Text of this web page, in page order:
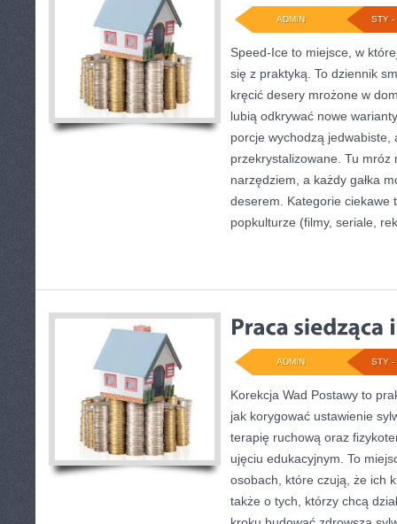
STY -
ADMIN
Speed-Ice to miejsce, w
się z praktyką. To dziennik
kręcić desery mrożone w
lubią odkrywać nowe
porcje wychodzą jedwabiste,
przekrystalizowane. Tu mróz
narzędziem, a każdy gałka
deserem. Kategorie ciekawe
popkulturze (filmy, seriale,
STY -
ADMIN
Korekcja Wad Postawy to
jak korygować ustawienie
terapię ruchową oraz
ujęciu edukacyjnym. To
osobach, które czują, że ich
także o tych, którzy chcą